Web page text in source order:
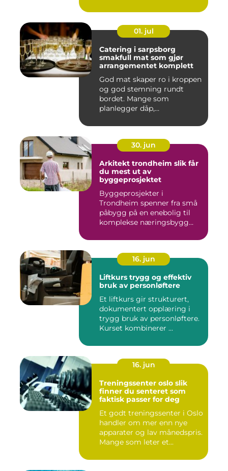
01. jul
Catering i sarpsborg
smakfull mat som gjør
arrangementet komplett
God mat skaper ro i kroppen
og god stemning rundt
bordet. Mange som
planlegger dåp,
30. jun
Arkitekt trondheim slik får
du mest ut av
byggeprosjektet
Byggeprosjekter i
Trondheim spenner fra små
påbygg på en enebolig til
komplekse næringsbygg
16. jun
Liftkurs trygg og effektiv
bruk av personløftere
Et liftkurs gir strukturert,
dokumentert opplæring i
trygg bruk av personløftere.
Kurset kombinerer ...
16. jun
Treningssenter oslo slik
finner du senteret som
faktisk passer for deg
Et godt treningssenter i Oslo
handler om mer enn nye
apparater og lav månedspris.
Mange som leter et...